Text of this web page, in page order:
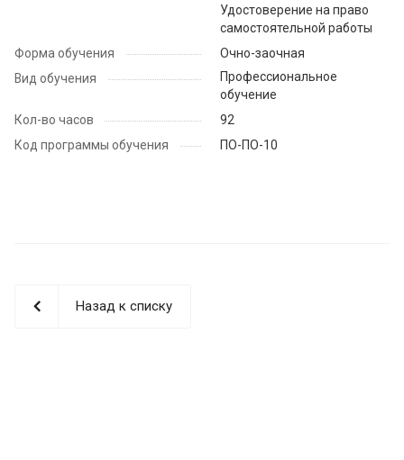
Удостоверение на право
самостоятельной работы
Форма обучения
Очно-заочная
Вид обучения
Профессиональное
обучение
Кол-во часов
92
Код программы обучения
ПО-ПО-10
Назад к списку